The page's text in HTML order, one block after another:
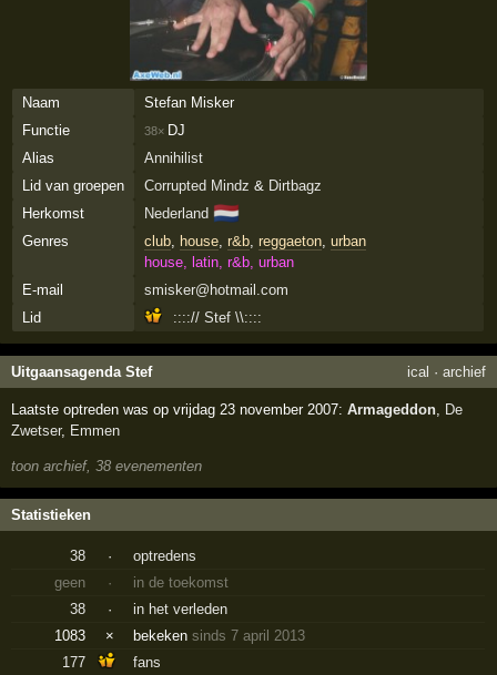
Naam
Stefan Misker
Functie
38× DJ
Alias
Annihilist
Lid van groepen
Corrupted Mindz & Dirtbagz
Herkomst
Nederland 🇳🇱
Genres club, house, r&b, reggaeton, urban
house, latin, r&b, urban
E-mail
smisker@hotmail.com
Lid
::::// Stef \\::::
Uitgaansagenda Stef ical · archief
Laatste optreden was op vrijdag 23 november 2007:Armageddon
De
Zwetser, Emmen
toon archief, 38 evenementen
Statistieken
38 ·
optredens
geen
·
in de toekomst
38
·
in het verleden
1083
× bekekensinds 7 april 2013
177
fans